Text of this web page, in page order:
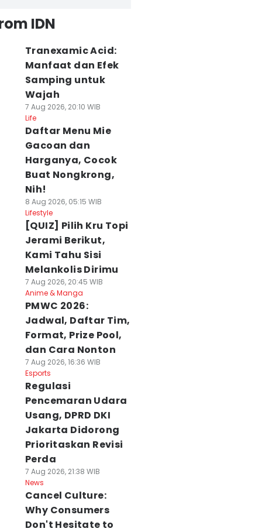
IDN
Tranexamic Acid:
Manfaat dan Efek
Samping untuk
Wajah
7 Aug 2026, 20:10 WIB
Life
Daftar Menu Mie
Gacoan dan
Harganya, Cocok
Buat Nongkrong,
Nih!
8 Aug 2026, 05:15 WIB
Lifestyle
[QUIZ] Pilih Kru Topi
Jerami Berikut,
Kami Tahu Sisi
Melankolis Dirimu
7 Aug 2026, 20:45 WIB
Anime & Manga
PMWC 2026:
Jadwal, Daftar Tim,
Format, Prize Pool,
dan Cara Nonton
7 Aug 2026, 16:36 WIB
Esports
Regulasi
Pencemaran Udara
Usang, DPRD DKI
Jakarta Didorong
Prioritaskan Revisi
Perda
7 Aug 2026, 21:38 WIB
News
Cancel Culture:
Why Consumers
Don't Hesitate to